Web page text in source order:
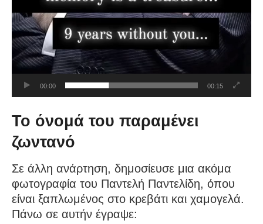
00:00 00:15
Το όνομά του παραμένει
ζωντανό
Σε άλλη ανάρτηση, δημοσίευσε μια ακόμα
φωτογραφία του Παντελή Παντελίδη, όπου
είναι ξαπλωμένος στο κρεβάτι και χαμογελά.
Πάνω σε αυτήν έγραψε: